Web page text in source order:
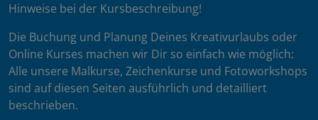
Hinweise bei der Kursbeschreibung!
Die Buchung und Planung Deines Kreativurlaubs oder
Online Kurses machen wir Dir so einfach wie möglich:
Alle unsere Malkurse, Zeichenkurse und Fotoworkshops
sind auf diesen Seiten ausführlich und detailliert
beschrieben.